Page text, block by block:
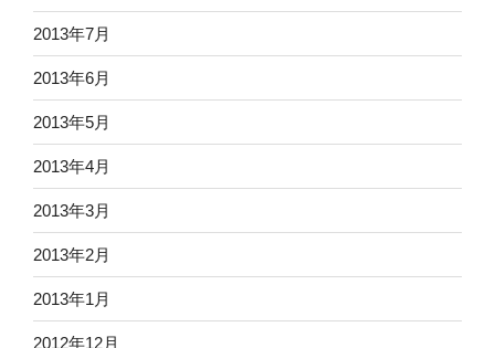
2013年7月
2013年6月
2013年5月
2013年4月
2013年3月
2013年2月
2013年1月
2012年12月